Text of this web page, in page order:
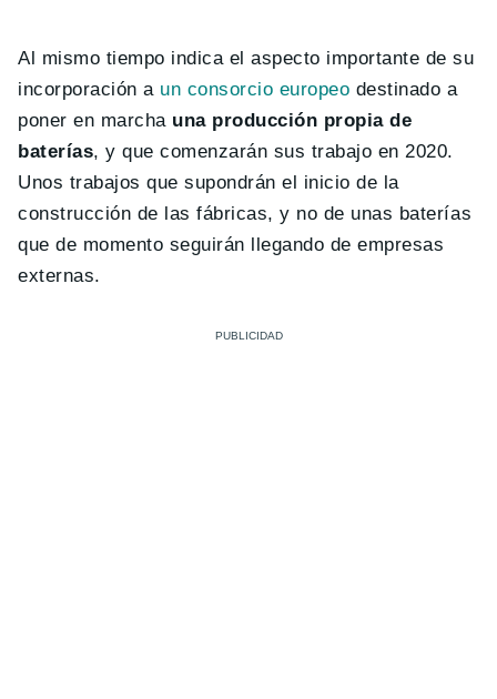
Al mismo tiempo indica el aspecto importante de su
incorporación a un consorcio europeo destinado a
poner en marcha una producción propia de
baterías, y que comenzarán sus trabajo en 2020.
Unos trabajos que supondrán el inicio de la
construcción de las fábricas, y no de unas baterías
que de momento seguirán llegando de empresas
externas.